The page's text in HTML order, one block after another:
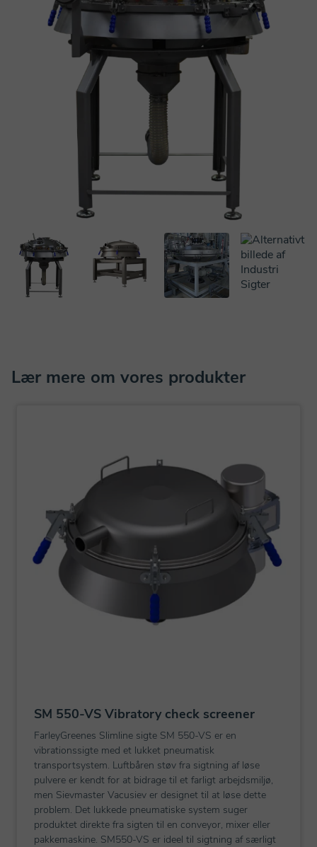
Lær mere om vores produkter
SM 550-VS Vibratory check screener
FarleyGreenes Slimline sigte SM 550-VS er en
vibrationssigte med et lukket pneumatisk
transportsystem. Luftbåren støv fra sigtning af løse
pulvere er kendt for at bidrage til et farligt arbejdsmiljø,
men Sievmaster Vacusiev er designet til at løse dette
problem. Det lukkede pneumatiske system suger
produktet direkte fra sigten til en conveyor, mixer eller
pakkemaskine. SM550-VS er ideel til sigtning af særligt